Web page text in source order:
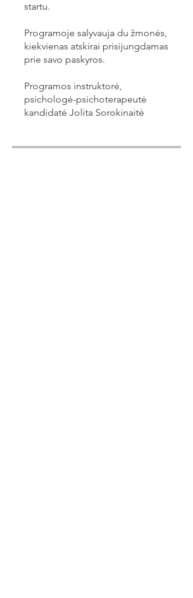
startu.
Programoje salyvauja du žmonės,
kiekvienas atskirai prisijungdamas
prie savo paskyros.
Programos instruktorė,
psichologė-psichoterapeutė
kandidatė Jolita Sorokinaitė